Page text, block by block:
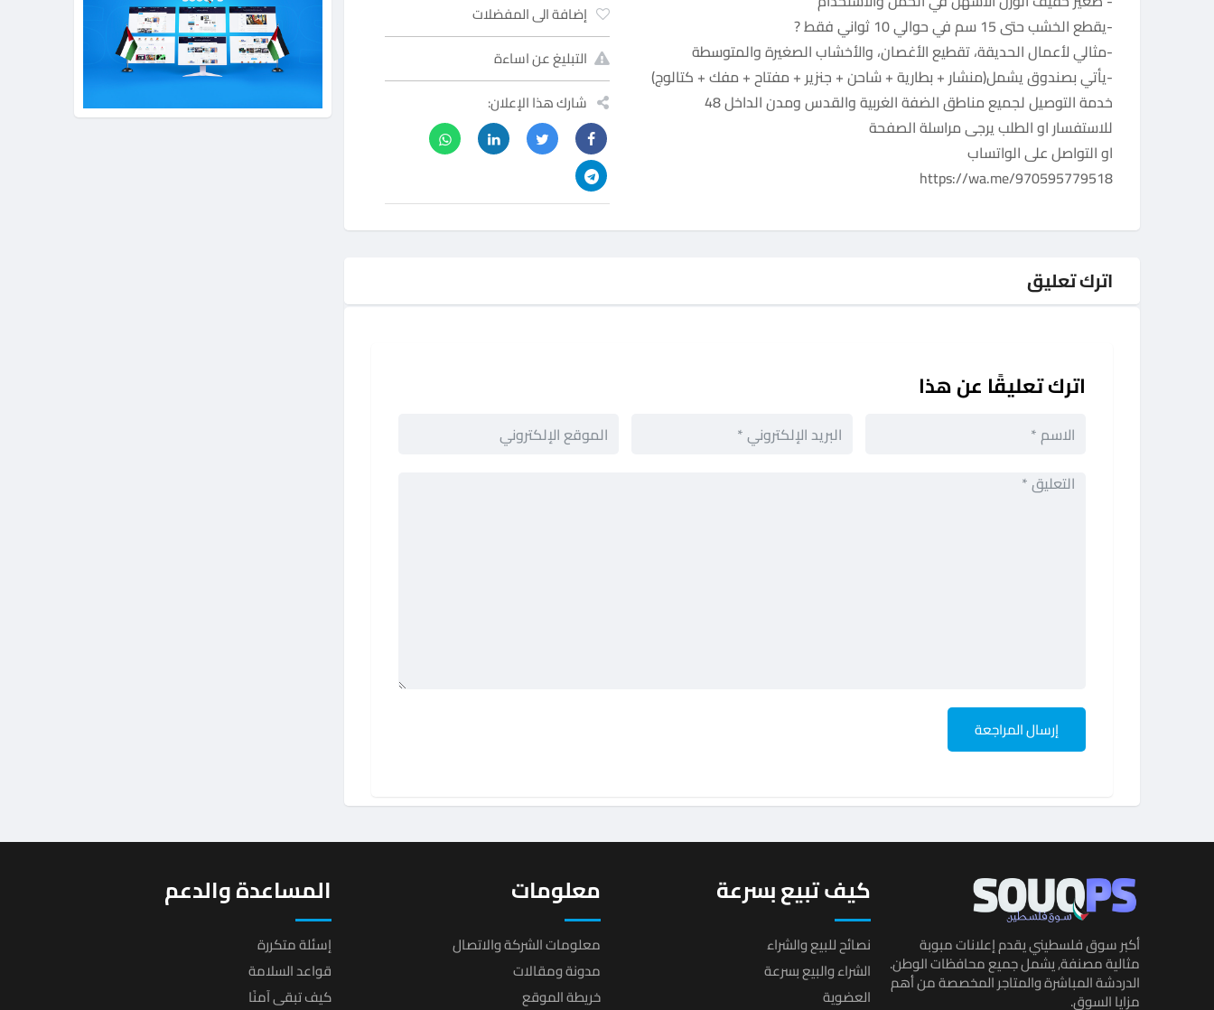
‌-يقطع الخشب حتى 15 سم في حوالي 10 ثواني فقط ?
-مثالي لأعمال الحديقة، تقطيع الأغصان، والأخشاب الصغيرة والمتوسطة
-يأتي بصندوق يشمل(منشار + بطارية + شاحن + جنزير + مفتاح + مفك + كتالوج)
خدمة التوصيل لجميع مناطق الضفة الغربية والقدس ومدن الداخل 48
للاستفسار او الطلب يرجى مراسلة الصفحة
او التواصل على الواتساب
https://wa.me/970595779518
إضافة الى المفضلات
التبليغ عن اساءة
شارك هذا الإعلان:
اترك تعليق
اترك تعليقًا عن هذا
أكبر سوق فلسطيني يقدم إعلانات مبوبة
مثالية مصنفة, يشمل جميع محافظات الوطن.
الدردشة المباشرة والمتاجر المخصصة من أهم
مزايا السوق.
كيف تبيع بسرعة
نصائح للبيع والشراء
الشراء والبيع بسرعة
العضوية
معلومات
معلومات الشركة والاتصال
مدونة ومقالات
خريطة الموقع
المساعدة والدعم
إسئلة متكررة
قواعد السلامة
كيف تبقى آمنًا